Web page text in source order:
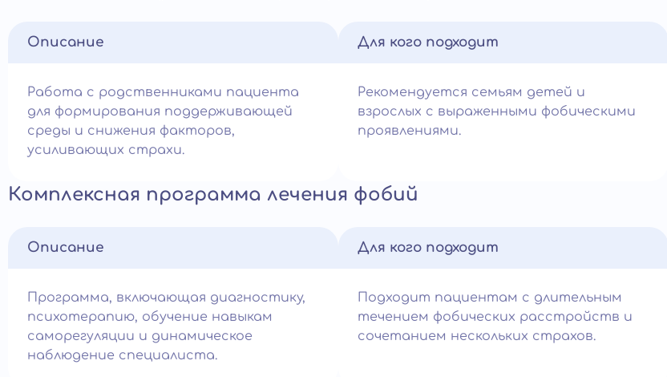
Описание
Работа с родственниками пациента
для формирования поддерживающей
среды и снижения факторов,
усиливающих страхи.
Для кого подходит
Рекомендуется семьям детей и
взрослых с выраженными фобическими
проявлениями.
Комплексная программа лечения фобий
Описание
Программа, включающая диагностику,
психотерапию, обучение навыкам
саморегуляции и динамическое
наблюдение специалиста.
Для кого подходит
Подходит пациентам с длительным
течением фобических расстройств и
сочетанием нескольких страхов.